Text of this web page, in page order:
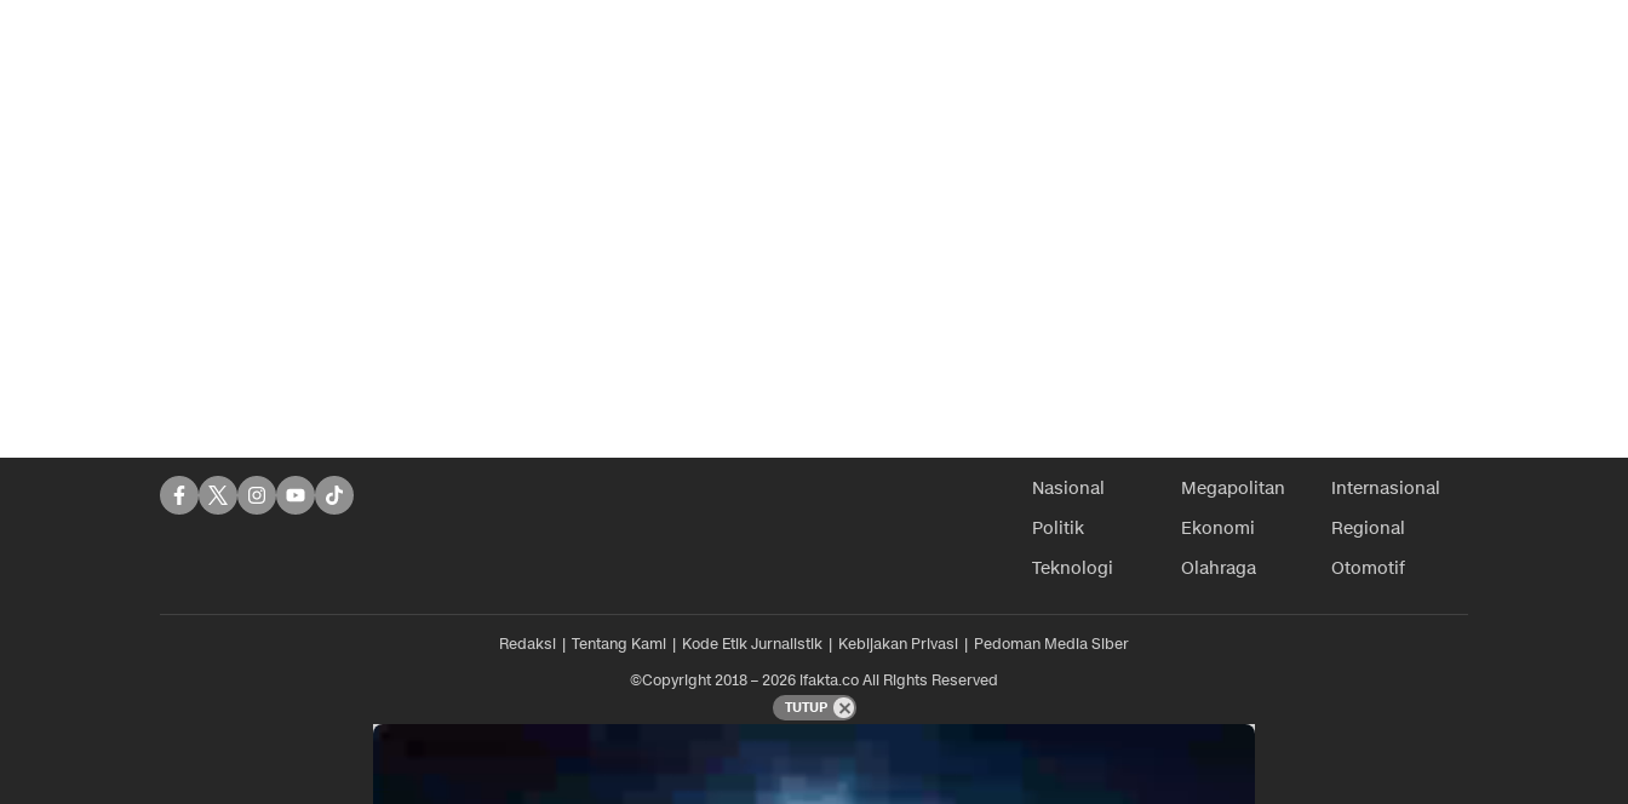
Nasional Megapolitan
Internasional
Politik
Ekonomi
Regional
Teknologi
Olahraga Otomotif
Redaksi Tentang Kami Kode Etik Jurnalistik Kebijakan Privasi
Pedoman Media Siber
©Copyright 2018 – 2026 ifakta.co All Rights Reserved
TUTUP